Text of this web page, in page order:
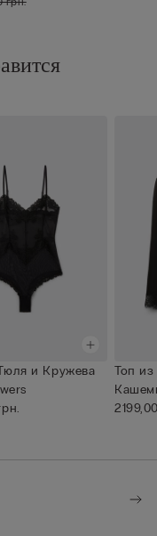
и Кружева
Топ из